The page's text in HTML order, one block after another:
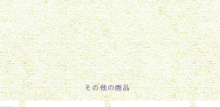
その他の商品